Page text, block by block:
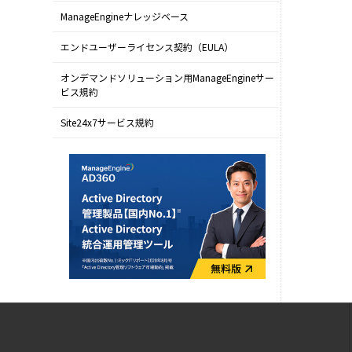
ManageEngineナレッジベース
エンドユーザーライセンス契約（EULA）
オンデマンドソリューション用ManageEngineサー
ビス規約
Site24x7サービス規約